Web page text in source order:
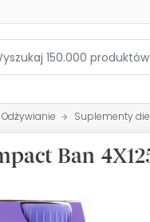
Odżywianie Suplementy
Ban